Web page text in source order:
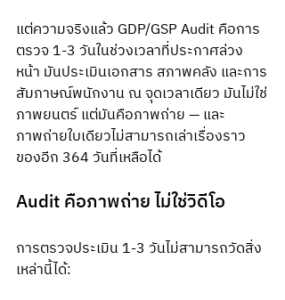
แต่ความจริงแล้ว GDP/GSP Audit คือการ
ตรวจ 1-3 วันในช่วงเวลาที่ประกาศล่วง
หน้า มันประเมินเอกสาร สภาพคลัง และการ
สัมภาษณ์พนักงาน ณ จุดเวลาเดียว มันไม่ใช่
ภาพยนตร์ แต่มันคือภาพถ่าย — และ
ภาพถ่ายใบเดียวไม่สามารถเล่าเรื่องราว
ของอีก 364 วันที่เหลือได้
Audit คือภาพถ่าย ไม่ใช่วิดีโอ
การตรวจประเมิน 1-3 วันไม่สามารถวัดสิ่ง
เหล่านี้ได้: